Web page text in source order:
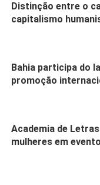
Distinção entre o
capitalismo
Bahia participa do
promoção
Academia de
mulheres em